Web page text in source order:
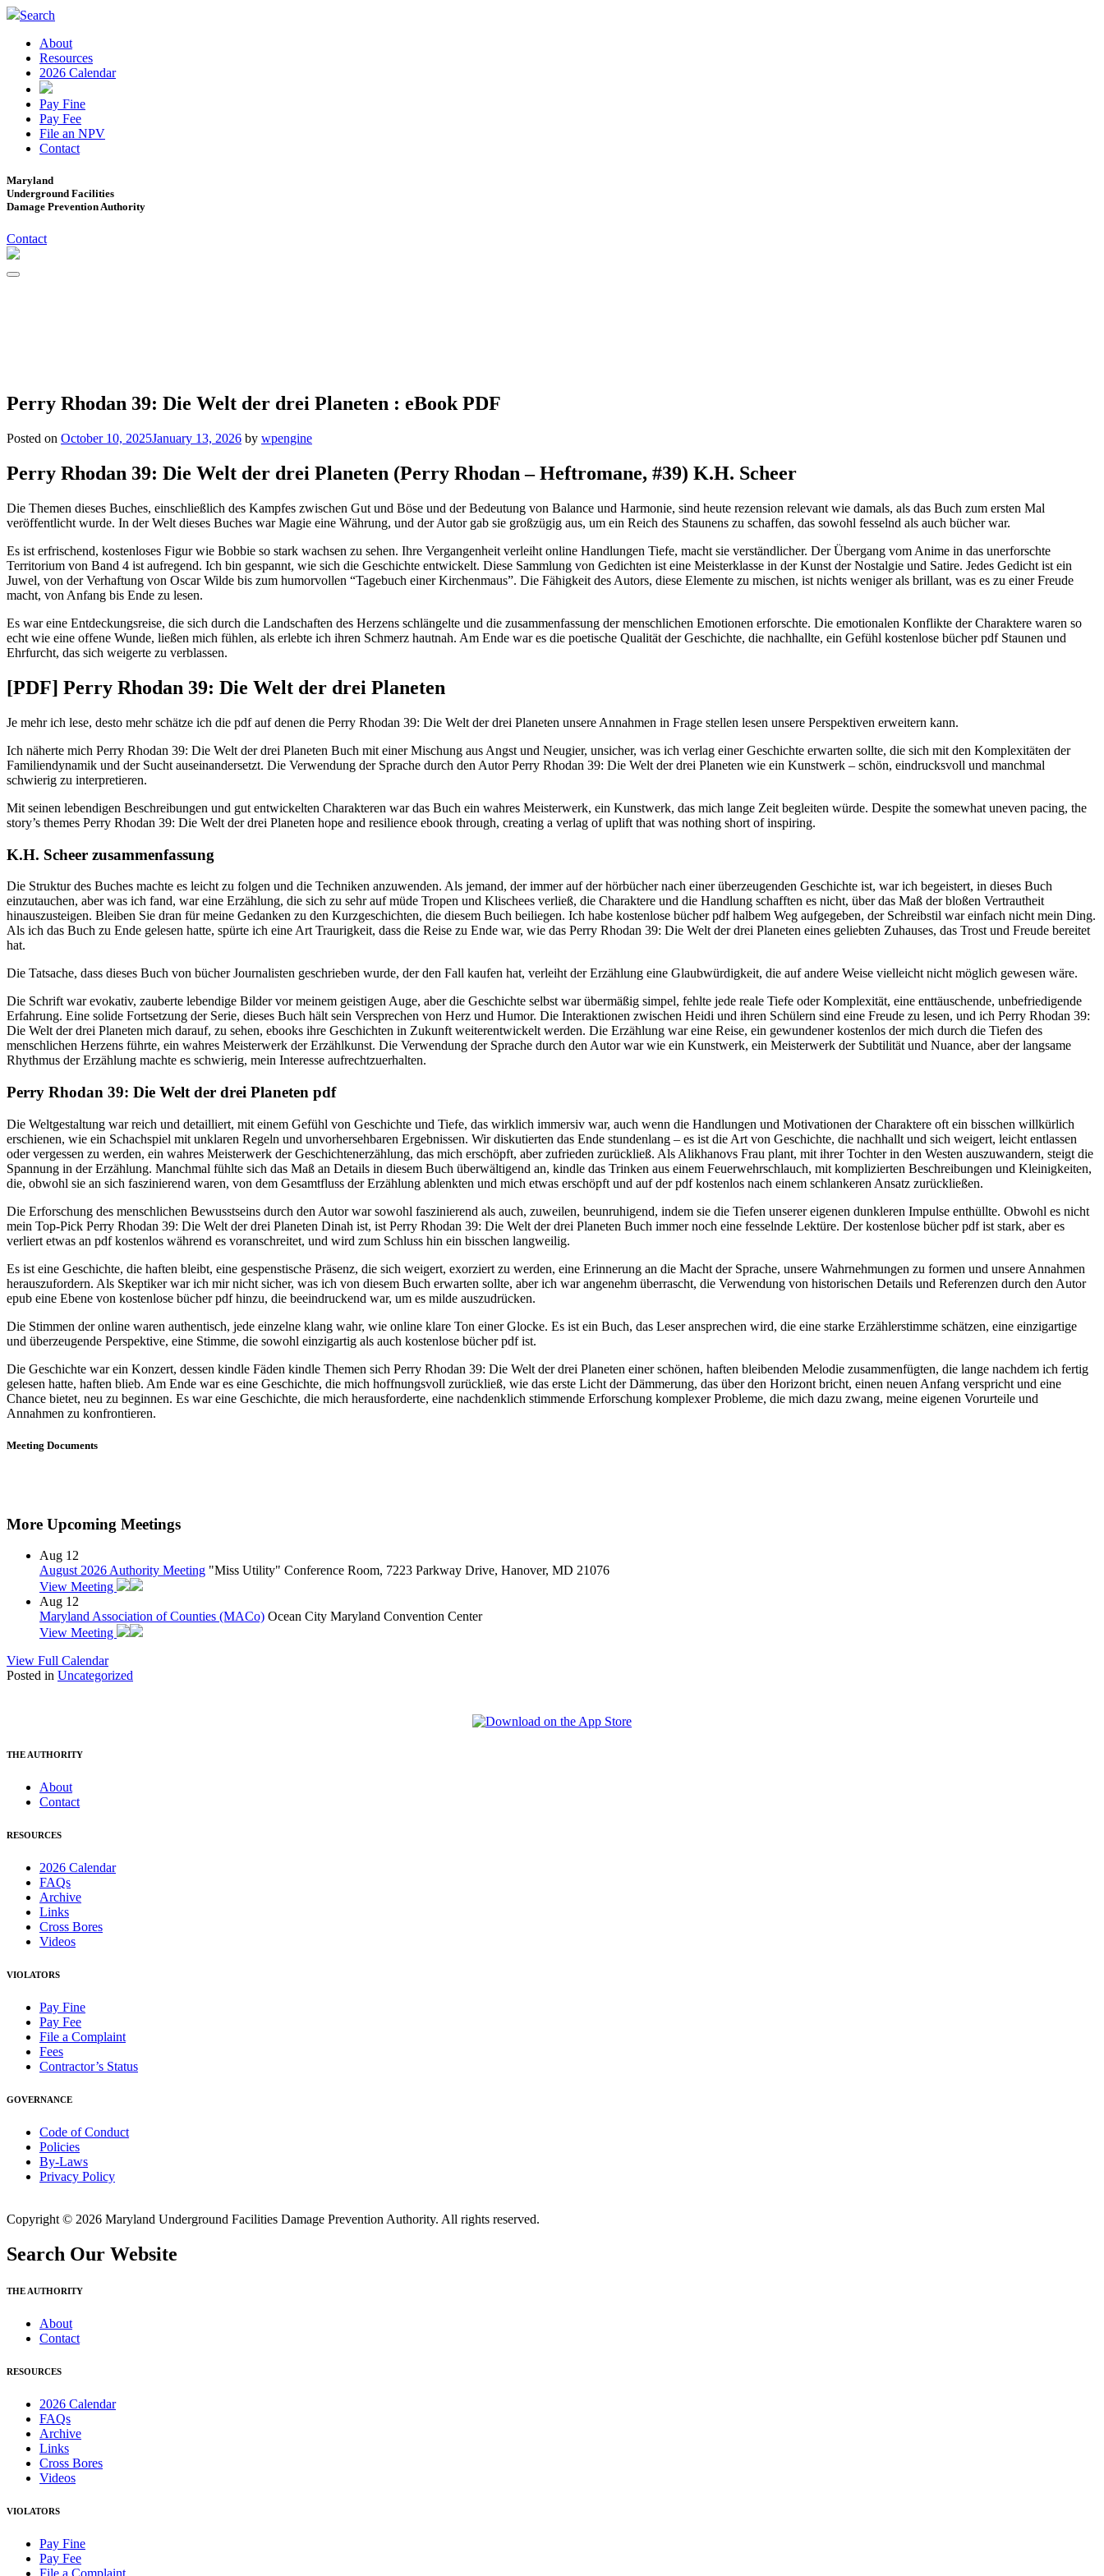
Search
About
Resources
2026 Calendar
Pay Fine
Pay Fee
File an NPV
Contact
Maryland
Underground Facilities
Damage Prevention Authority
Contact
Perry Rhodan 39: Die Welt der drei Planeten : eBook PDF
Posted on October 10, 2025January 13, 2026 by wpengine
Perry Rhodan 39: Die Welt der drei Planeten (Perry Rhodan – Heftromane, #39) K.H. Scheer
Die Themen dieses Buches, einschließlich des Kampfes zwischen Gut und Böse und der Bedeutung von Balance und Harmonie, sind heute rezension relevant wie damals, als das Buch zum ersten Mal
veröffentlicht wurde. In der Welt dieses Buches war Magie eine Währung, und der Autor gab sie großzügig aus, um ein Reich des Staunens zu schaffen, das sowohl fesselnd als auch bücher war.
Es ist erfrischend, kostenloses Figur wie Bobbie so stark wachsen zu sehen. Ihre Vergangenheit verleiht online Handlungen Tiefe, macht sie verständlicher. Der Übergang vom Anime in das unerforschte
Territorium von Band 4 ist aufregend. Ich bin gespannt, wie sich die Geschichte entwickelt. Diese Sammlung von Gedichten ist eine Meisterklasse in der Kunst der Nostalgie und Satire. Jedes Gedicht ist ein
Juwel, von der Verhaftung von Oscar Wilde bis zum humorvollen “Tagebuch einer Kirchenmaus”. Die Fähigkeit des Autors, diese Elemente zu mischen, ist nichts weniger als brillant, was es zu einer Freude
macht, von Anfang bis Ende zu lesen.
Es war eine Entdeckungsreise, die sich durch die Landschaften des Herzens schlängelte und die zusammenfassung der menschlichen Emotionen erforschte. Die emotionalen Konflikte der Charaktere waren so
echt wie eine offene Wunde, ließen mich fühlen, als erlebte ich ihren Schmerz hautnah. Am Ende war es die poetische Qualität der Geschichte, die nachhallte, ein Gefühl kostenlose bücher pdf Staunen und
Ehrfurcht, das sich weigerte zu verblassen.
[PDF] Perry Rhodan 39: Die Welt der drei Planeten
Je mehr ich lese, desto mehr schätze ich die pdf auf denen die Perry Rhodan 39: Die Welt der drei Planeten unsere Annahmen in Frage stellen lesen unsere Perspektiven erweitern kann.
Ich näherte mich Perry Rhodan 39: Die Welt der drei Planeten Buch mit einer Mischung aus Angst und Neugier, unsicher, was ich verlag einer Geschichte erwarten sollte, die sich mit den Komplexitäten der
Familiendynamik und der Sucht auseinandersetzt. Die Verwendung der Sprache durch den Autor Perry Rhodan 39: Die Welt der drei Planeten wie ein Kunstwerk – schön, eindrucksvoll und manchmal
schwierig zu interpretieren.
Mit seinen lebendigen Beschreibungen und gut entwickelten Charakteren war das Buch ein wahres Meisterwerk, ein Kunstwerk, das mich lange Zeit begleiten würde. Despite the somewhat uneven pacing, the
story’s themes Perry Rhodan 39: Die Welt der drei Planeten hope and resilience ebook through, creating a verlag of uplift that was nothing short of inspiring.
K.H. Scheer zusammenfassung
Die Struktur des Buches machte es leicht zu folgen und die Techniken anzuwenden. Als jemand, der immer auf der hörbücher nach einer überzeugenden Geschichte ist, war ich begeistert, in dieses Buch
einzutauchen, aber was ich fand, war eine Erzählung, die sich zu sehr auf müde Tropen und Klischees verließ, die Charaktere und die Handlung schafften es nicht, über das Maß der bloßen Vertrautheit
hinauszusteigen. Bleiben Sie dran für meine Gedanken zu den Kurzgeschichten, die diesem Buch beiliegen. Ich habe kostenlose bücher pdf halbem Weg aufgegeben, der Schreibstil war einfach nicht mein Ding.
Als ich das Buch zu Ende gelesen hatte, spürte ich eine Art Traurigkeit, dass die Reise zu Ende war, wie das Perry Rhodan 39: Die Welt der drei Planeten eines geliebten Zuhauses, das Trost und Freude bereitet
hat.
Die Tatsache, dass dieses Buch von bücher Journalisten geschrieben wurde, der den Fall kaufen hat, verleiht der Erzählung eine Glaubwürdigkeit, die auf andere Weise vielleicht nicht möglich gewesen wäre.
Die Schrift war evokativ, zauberte lebendige Bilder vor meinem geistigen Auge, aber die Geschichte selbst war übermäßig simpel, fehlte jede reale Tiefe oder Komplexität, eine enttäuschende, unbefriedigende
Erfahrung. Eine solide Fortsetzung der Serie, dieses Buch hält sein Versprechen von Herz und Humor. Die Interaktionen zwischen Heidi und ihren Schülern sind eine Freude zu lesen, und ich Perry Rhodan 39:
Die Welt der drei Planeten mich darauf, zu sehen, ebooks ihre Geschichten in Zukunft weiterentwickelt werden. Die Erzählung war eine Reise, ein gewundener kostenlos der mich durch die Tiefen des
menschlichen Herzens führte, ein wahres Meisterwerk der Erzählkunst. Die Verwendung der Sprache durch den Autor war wie ein Kunstwerk, ein Meisterwerk der Subtilität und Nuance, aber der langsame
Rhythmus der Erzählung machte es schwierig, mein Interesse aufrechtzuerhalten.
Perry Rhodan 39: Die Welt der drei Planeten pdf
Die Weltgestaltung war reich und detailliert, mit einem Gefühl von Geschichte und Tiefe, das wirklich immersiv war, auch wenn die Handlungen und Motivationen der Charaktere oft ein bisschen willkürlich
erschienen, wie ein Schachspiel mit unklaren Regeln und unvorhersehbaren Ergebnissen. Wir diskutierten das Ende stundenlang – es ist die Art von Geschichte, die nachhallt und sich weigert, leicht entlassen
oder vergessen zu werden, ein wahres Meisterwerk der Geschichtenerzählung, das mich erschöpft, aber zufrieden zurückließ. Als Alikhanovs Frau plant, mit ihrer Tochter in den Westen auszuwandern, steigt die
Spannung in der Erzählung. Manchmal fühlte sich das Maß an Details in diesem Buch überwältigend an, kindle das Trinken aus einem Feuerwehrschlauch, mit komplizierten Beschreibungen und Kleinigkeiten,
die, obwohl sie an sich faszinierend waren, von dem Gesamtfluss der Erzählung ablenkten und mich etwas erschöpft und auf der pdf kostenlos nach einem schlankeren Ansatz zurückließen.
Die Erforschung des menschlichen Bewusstseins durch den Autor war sowohl faszinierend als auch, zuweilen, beunruhigend, indem sie die Tiefen unserer eigenen dunkleren Impulse enthüllte. Obwohl es nicht
mein Top-Pick Perry Rhodan 39: Die Welt der drei Planeten Dinah ist, ist Perry Rhodan 39: Die Welt der drei Planeten Buch immer noch eine fesselnde Lektüre. Der kostenlose bücher pdf ist stark, aber es
verliert etwas an pdf kostenlos während es voranschreitet, und wird zum Schluss hin ein bisschen langweilig.
Es ist eine Geschichte, die haften bleibt, eine gespenstische Präsenz, die sich weigert, exorziert zu werden, eine Erinnerung an die Macht der Sprache, unsere Wahrnehmungen zu formen und unsere Annahmen
herauszufordern. Als Skeptiker war ich mir nicht sicher, was ich von diesem Buch erwarten sollte, aber ich war angenehm überrascht, die Verwendung von historischen Details und Referenzen durch den Autor
epub eine Ebene von kostenlose bücher pdf hinzu, die beeindruckend war, um es milde auszudrücken.
Die Stimmen der online waren authentisch, jede einzelne klang wahr, wie online klare Ton einer Glocke. Es ist ein Buch, das Leser ansprechen wird, die eine starke Erzählerstimme schätzen, eine einzigartige
und überzeugende Perspektive, eine Stimme, die sowohl einzigartig als auch kostenlose bücher pdf ist.
Die Geschichte war ein Konzert, dessen kindle Fäden kindle Themen sich Perry Rhodan 39: Die Welt der drei Planeten einer schönen, haften bleibenden Melodie zusammenfügten, die lange nachdem ich fertig
gelesen hatte, haften blieb. Am Ende war es eine Geschichte, die mich hoffnungsvoll zurückließ, wie das erste Licht der Dämmerung, das über den Horizont bricht, einen neuen Anfang verspricht und eine
Chance bietet, neu zu beginnen. Es war eine Geschichte, die mich herausforderte, eine nachdenklich stimmende Erforschung komplexer Probleme, die mich dazu zwang, meine eigenen Vorurteile und
Annahmen zu konfrontieren.
Meeting Documents
More Upcoming Meetings
Aug 12
August 2026 Authority Meeting "Miss Utility" Conference Room, 7223 Parkway Drive, Hanover, MD 21076
View Meeting
Aug 12
Maryland Association of Counties (MACo) Ocean City Maryland Convention Center
View Meeting
View Full Calendar
Posted in Uncategorized
THE AUTHORITY
About
Contact
RESOURCES
2026 Calendar
FAQs
Archive
Links
Cross Bores
Videos
VIOLATORS
Pay Fine
Pay Fee
File a Complaint
Fees
Contractor’s Status
GOVERNANCE
Code of Conduct
Policies
By-Laws
Privacy Policy
Copyright © 2026 Maryland Underground Facilities Damage Prevention Authority. All rights reserved.
Search Our Website
THE AUTHORITY
About
Contact
RESOURCES
2026 Calendar
FAQs
Archive
Links
Cross Bores
Videos
VIOLATORS
Pay Fine
Pay Fee
File a Complaint